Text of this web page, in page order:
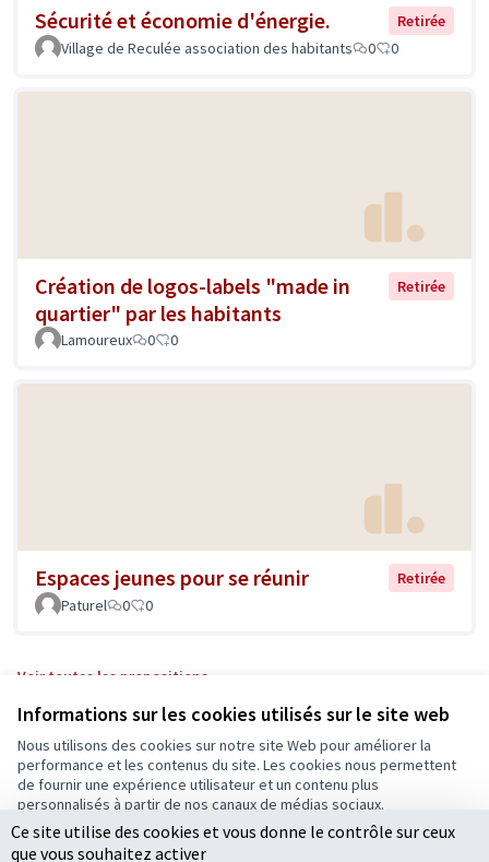
Informations sur les cookies utilisés sur le site web
Nous utilisons des cookies sur notre site Web pour améliorer la
performance et les contenus du site. Les cookies nous permettent
de fournir une expérience utilisateur et un contenu plus
personnalisés à partir de nos canaux de médias sociaux.
Tout accepter
Sécurité et économie d'énergie.
Retirée
Village de Reculée association des habitants
0 0
Création de logos-labels "made in
quartier" par les habitants
Retirée
Lamoureux 0 0
Espaces jeunes pour se réunir
Retirée
Paturel
0 0
Voir toutes les propositions
Conditions d'utilisation
Paramètres des cookies
Ecrivons Angers sur X
(Lien externe)
Ecrivons Angers sur Facebook
(Lien externe)
Ce site utilise des cookies et vous donne le contrôle sur ceux
que vous souhaitez activer